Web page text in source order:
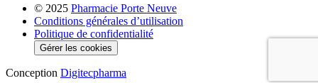
© 2025 Pharmacie Porte Neuve
Conditions générales d’utilisation
Politique de confidentialité
Gérer les cookies
Conception Digitecpharma